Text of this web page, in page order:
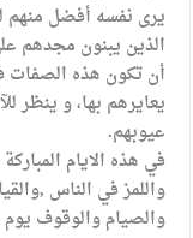
يرى نفسه أفضل منهم
الذين يبنون مجدهم
أن تكون هذه الصفات
يعايرهم بها، و ينظر
عيوبهم.
في هذه الايام
واللمز في الناس
والصيام والوقوف